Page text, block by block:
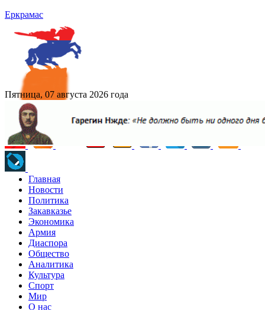
Еркрамас
Пятница, 07 августа 2026 года
Главная
Новости
Политика
Закавказье
Экономика
Армия
Диаспора
Общество
Аналитика
Культура
Спорт
Мир
О нас